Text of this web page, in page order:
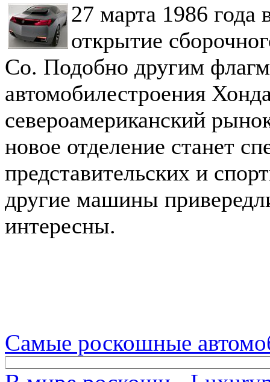
27 марта 1986 года
открытие
Co. Подобно другим
автомобилестроения
североамериканский
новое отделение станет
представительских и
другие машины
интересны.
Самые роскошные